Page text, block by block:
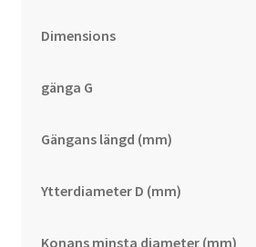
Dimensions
gänga G
Gängans längd (mm)
Ytterdiameter D (mm)
Konans minsta diameter (mm)